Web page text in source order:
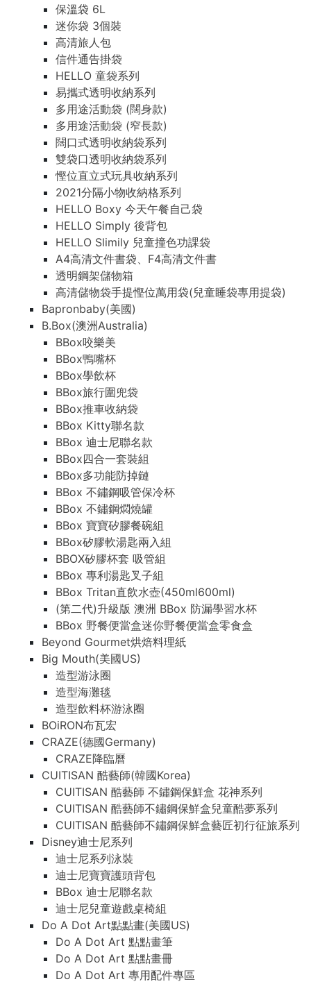
保溫袋 6L
迷你袋 3個裝
高清旅人包
信件通告掛袋
HELLO 童袋系列
易攜式透明收納系列
多用途活動袋 (闊身款)
多用途活動袋 (窄長款)
闊口式透明收納袋系列
雙袋口透明收納袋系列
慳位直立式玩具收納系列
2021分隔小物收納格系列
HELLO Boxy 今天午餐自己袋
HELLO Simply 後背包
HELLO Slimily 兒童撞色功課袋
A4高清文件書袋、F4高清文件書
透明鋼架儲物箱
高清儲物袋手提慳位萬用袋(兒童睡袋專用提袋)
Bapronbaby(美國)
B.Box(澳洲Australia)
BBox咬樂美
BBox鴨嘴杯
BBox學飲杯
BBox旅行圍兜袋
BBox推車收納袋
BBox Kitty聯名款
BBox 迪士尼聯名款
BBox四合一套裝組
BBox多功能防掉鏈
BBox 不鏽鋼吸管保冷杯
BBox 不鏽鋼燜燒罐
BBox 寶寶矽膠餐碗組
BBox矽膠軟湯匙兩入組
BBOX矽膠杯套 吸管組
BBox 專利湯匙叉子組
BBox Tritan直飲水壺(450ml600ml)
(第二代)升級版 澳洲 BBox 防漏學習水杯
BBox 野餐便當盒迷你野餐便當盒零食盒
Beyond Gourmet烘焙料理紙
Big Mouth(美國US)
造型游泳圈
造型海灘毯
造型飲料杯游泳圈
BOiRON布瓦宏
CRAZE(德國Germany)
CRAZE降臨曆
CUITISAN 酷藝師(韓國Korea)
CUITISAN 酷藝師 不鏽鋼保鮮盒 花神系列
CUITISAN 酷藝師不鏽鋼保鮮盒兒童酷夢系列
CUITISAN 酷藝師不鏽鋼保鮮盒藝匠初行征旅系列
Disney迪士尼系列
迪士尼系列泳裝
迪士尼寶寶護頭背包
BBox 迪士尼聯名款
迪士尼兒童遊戲桌椅組
Do A Dot Art點點畫(美國US)
Do A Dot Art 點點畫筆
Do A Dot Art 點點畫冊
Do A Dot Art 專用配件專區